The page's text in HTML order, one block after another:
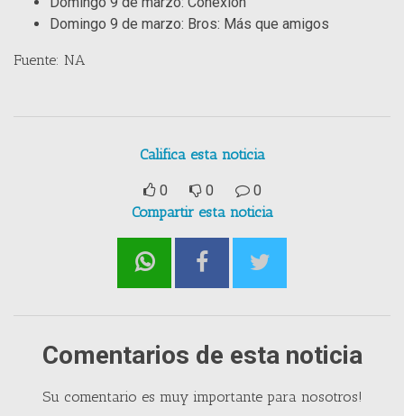
Domingo 9 de marzo: Bros: Más que amigos
Fuente: NA
Califica esta noticia
0 0
0
Compartir esta noticia
Comentarios de esta noticia
Su comentario es muy importante para nosotros!